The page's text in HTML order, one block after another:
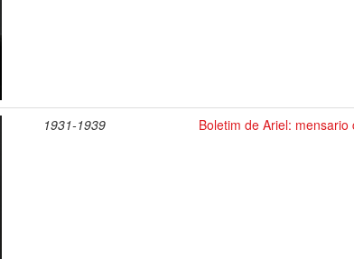
1931-1939 Boletim de Ariel: